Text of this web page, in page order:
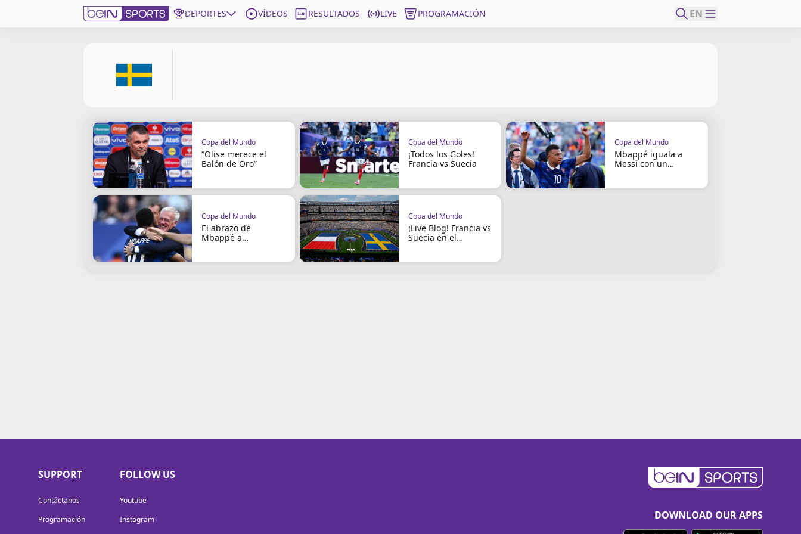
DEPORTES VÍDEOS RESULTADOS LIVE PROGRAMACIÓN EN
EN
Administrar notificaciones
Programación
Copa del Mundo
“Olise merece el
Balón de Oro”
Copa del Mundo
¡Todos los Goles!
Francia vs Suecia
Copa del Mundo
Mbappé iguala a
Messi con un
Copa del Mundo
El abrazo de
Mbappé a
Copa del Mundo
¡Live Blog! Francia vs
Suecia en el
SUPPORT
Contáctanos
Programación
FOLLOW US
Youtube
Instagram
DOWNLOAD OUR APPS